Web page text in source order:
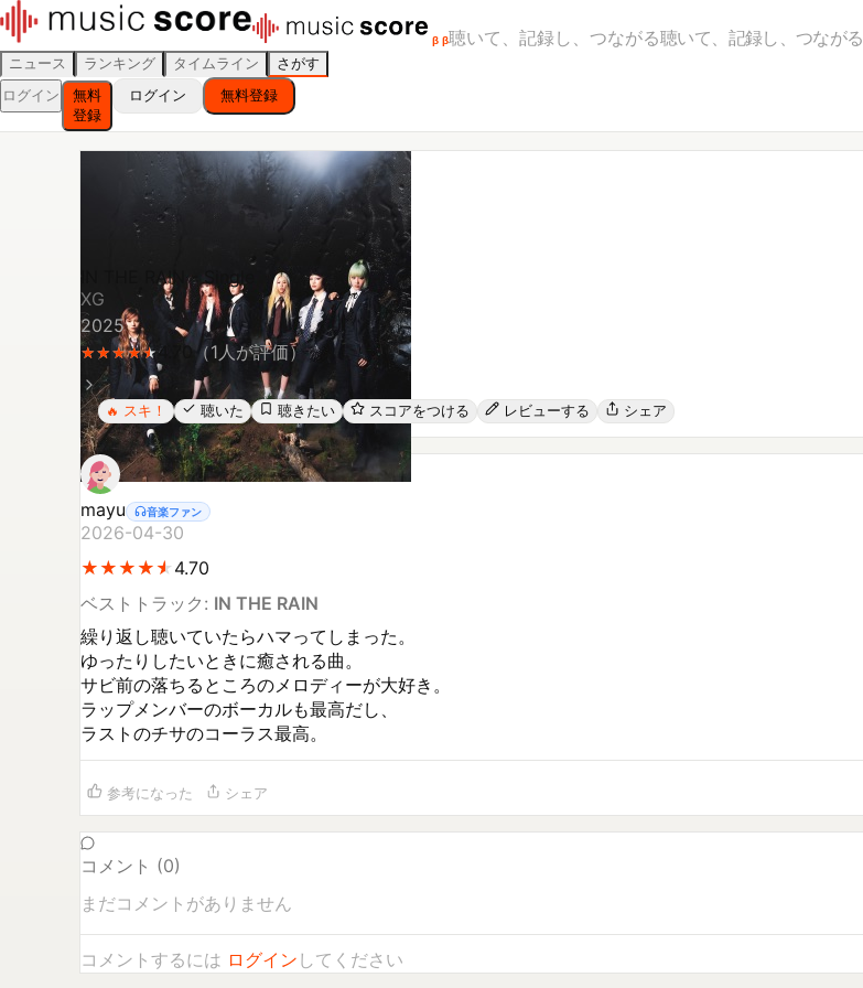
β β聴いて、記録し、つながる聴いて、記録し、つながる
ニュース ランキング タイムライン
さがす
ログイン
無料
登録
ログイン 無料登録
IN THE RAIN - Single
XG
2025
★
★★
★★
★★
★★
★4.70（1 人が評価）
🔥 スキ！ 聴いた 聴きたい スコアをつける レビューする シェア
mayu 音楽ファン
2026-04-30
★
★★
★★
★★
★★
★ 4.70
ベストトラック: IN THE RAIN
繰り返し聴いていたらハマってしまった。
ゆったりしたいときに癒される曲。
サビ前の落ちるところのメロディーが大好き。
ラップメンバーのボーカルも最高だし、
参考になった シェア
コメント (0)
まだコメントがありません
コメントするには ログイン してください